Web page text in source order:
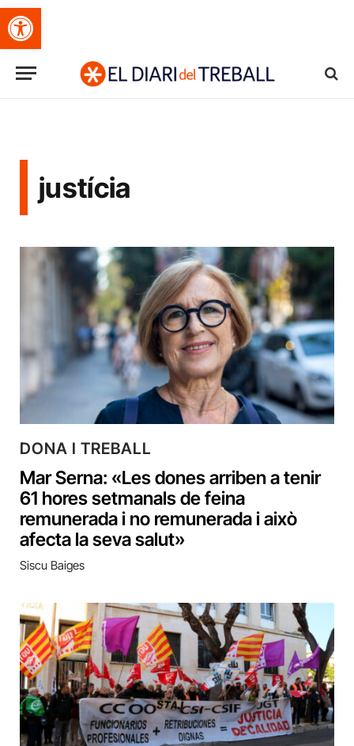
Obre la barra d'eines
justícia
DONA I TREBALL
Mar Serna: «Les dones arriben a tenir
61 hores setmanals de feina
remunerada i no remunerada i això
afecta la seva salut»
Siscu Baiges